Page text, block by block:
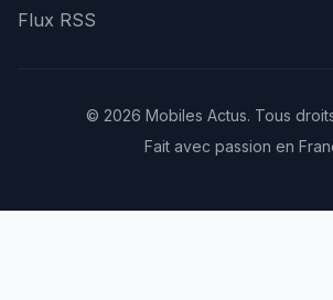
Flux RSS
© 2026 Mobiles Actus. Tous
Fait avec passion en